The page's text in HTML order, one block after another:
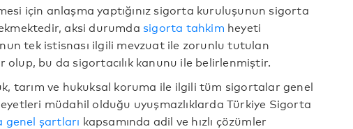
için anlaşma yaptığınız sigorta kuruluşunun sigorta
aksi durumda sigorta tahkim heyeti
tek istisnası ilgili mevzuat ile zorunlu tutulan
bu da sigortacılık kanunu ile belirlenmiştir.
tarım ve hukuksal koruma ile ilgili tüm sigortalar genel
müdahil olduğu uyuşmazlıklarda Türkiye Sigorta
genel şartları kapsamında adil ve hızlı çözümler